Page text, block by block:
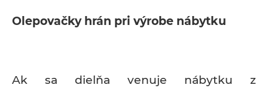
Olepovačky hrán pri výrobe nábytku
Ak sa dielňa venuje nábytku z